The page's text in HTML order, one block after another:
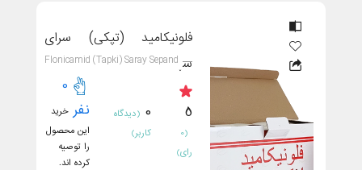
فلونیکامید (تپکی) سرای
سپندFlonicamid (Tapki) Saray Sepand
5
(0
رای)
0 (دیدگاه
کاربر)
0
نفر خرید
این محصول
را توصیه
کرده اند.